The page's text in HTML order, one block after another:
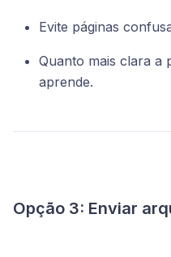
Evite páginas
Quanto mais clara a
aprende.
Opção 3: Enviar